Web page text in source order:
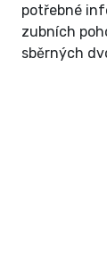
potřebné
zubních
sběrných